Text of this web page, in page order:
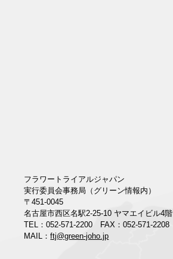
フラワートライアルジャパン
実行委員会事務局（グリーン情報内）
〒451-0045
名古屋市西区名駅2-25-10 ヤマエイビル4階
TEL：052-571-2200 FAX：052-571-2208
MAIL：ftj@green-joho.jp